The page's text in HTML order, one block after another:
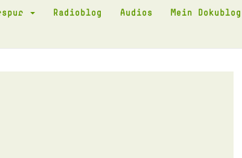
Radioblog Audios Mein Dokublog